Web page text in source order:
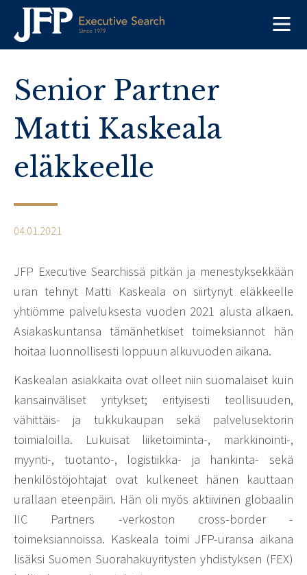
Skip
content
Senior Partner
Matti Kaskeala
eläkkeelle
04.01.2021
JFP Executive Searchissä pitkän ja menestyksekkään
uran tehnyt Matti Kaskeala on siirtynyt eläkkeelle
yhtiömme palveluksesta vuoden 2021 alusta alkaen.
Asiakaskuntansa tämänhetkiset toimeksiannot hän
hoitaa luonnollisesti loppuun alkuvuoden aikana.
Kaskealan asiakkaita ovat olleet niin suomalaiset kuin
kansainväliset yritykset; erityisesti teollisuuden,
vähittäis- ja tukkukaupan sekä palvelusektorin
toimialoilla. Lukuisat liiketoiminta-, markkinointi-,
myynti-, tuotanto-, logistiikka- ja hankinta- sekä
henkilöstöjohtajat ovat kulkeneet hänen kauttaan
urallaan eteenpäin. Hän oli myös aktiivinen globaalin
IIC Partners -verkoston cross-border -
toimeksiannoissa. Kaskeala toimi JFP-uransa aikana
lisäksi Suomen Suorahakuyritysten yhdistyksen (FEX)